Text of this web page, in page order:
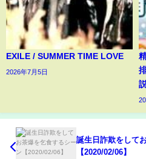
EXILE / SUMMER TIME LOVE
2026年7月5日
誕生日詐欺をして
【2020/02/06】